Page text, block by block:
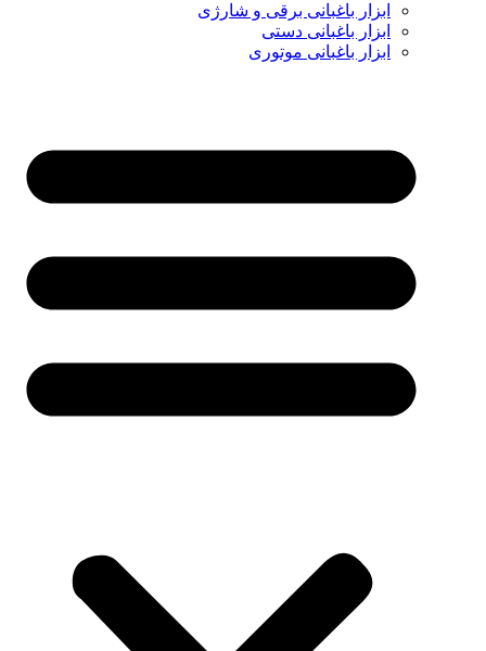
ابزار باغبانی برقی و شارژی
ابزار باغبانی دستی
ابزار باغبانی موتوری